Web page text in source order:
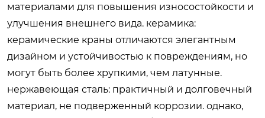
материалами для повышения износостойкости и
улучшения внешнего вида. керамика:
керамические краны отличаются элегантным
дизайном и устойчивостью к повреждениям, но
могут быть более хрупкими, чем латунные.
нержавеющая сталь: практичный и долговечный
материал, не подверженный коррозии. однако,